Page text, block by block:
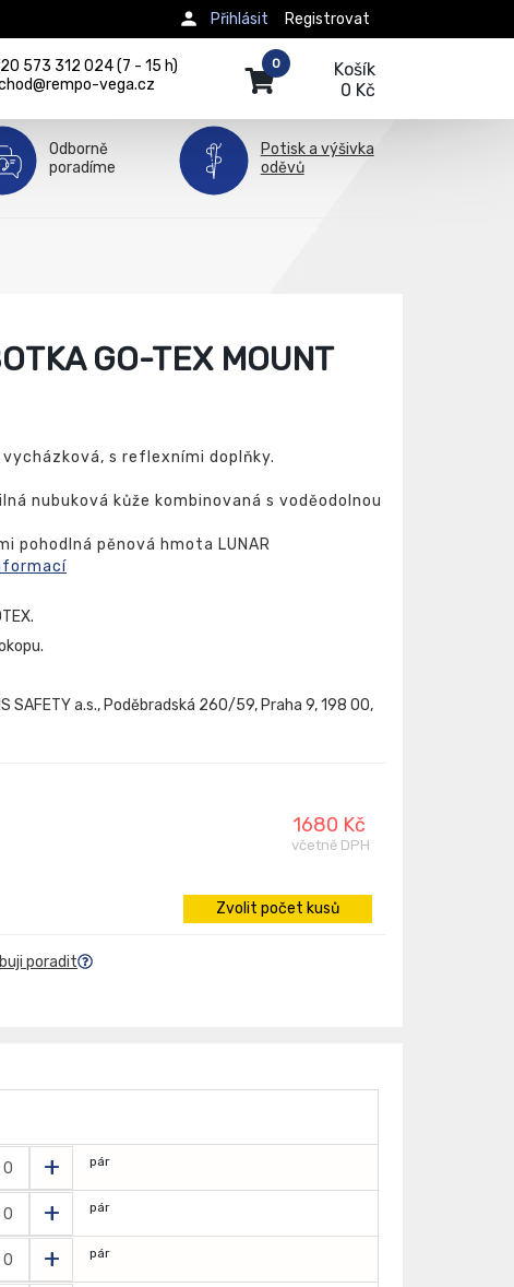
Registrovat
Přihlásit
573 312 024 (7 - 15 h)
vega.cz
Košík
0 Kč
0
Odborně
poradíme
Potisk a výšivka
oděvů
GO-TEX MOUNT
s reflexními doplňky.
nubuková kůže kombinovaná s voděodolnou
pohodlná pěnová hmota LUNAR
SAFETY a.s., Poděbradská 260/59, Praha 9, 198 00,
1680 Kč
včetně DPH
Zvolit počet kusů
poradit
+ pár
+ pár
+ pár